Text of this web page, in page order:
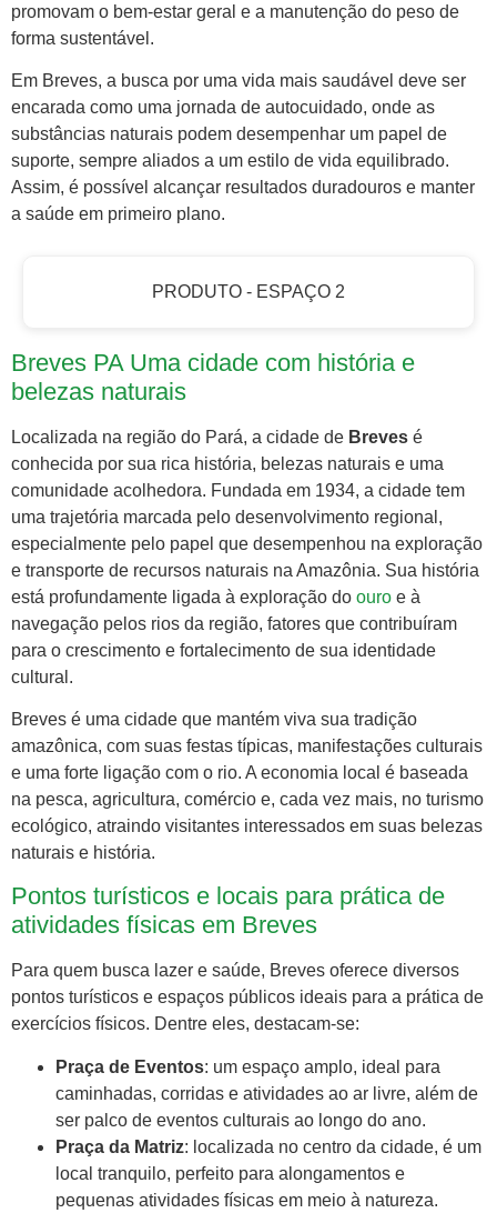
promovam o bem-estar geral e a manutenção do peso de
forma sustentável.
Em Breves, a busca por uma vida mais saudável deve ser
encarada como uma jornada de autocuidado, onde as
substâncias naturais podem desempenhar um papel de
suporte, sempre aliados a um estilo de vida equilibrado.
Assim, é possível alcançar resultados duradouros e manter
a saúde em primeiro plano.
PRODUTO - ESPAÇO 2
Breves PA Uma cidade com história e
belezas naturais
Localizada na região do Pará, a cidade de Breves é
conhecida por sua rica história, belezas naturais e uma
comunidade acolhedora. Fundada em 1934, a cidade tem
uma trajetória marcada pelo desenvolvimento regional,
especialmente pelo papel que desempenhou na exploração
e transporte de recursos naturais na Amazônia. Sua história
está profundamente ligada à exploração do ouro e à
navegação pelos rios da região, fatores que contribuíram
para o crescimento e fortalecimento de sua identidade
cultural.
Breves é uma cidade que mantém viva sua tradição
amazônica, com suas festas típicas, manifestações culturais
e uma forte ligação com o rio. A economia local é baseada
na pesca, agricultura, comércio e, cada vez mais, no turismo
ecológico, atraindo visitantes interessados em suas belezas
naturais e história.
Pontos turísticos e locais para prática de
atividades físicas em Breves
Para quem busca lazer e saúde, Breves oferece diversos
pontos turísticos e espaços públicos ideais para a prática de
exercícios físicos. Dentre eles, destacam-se:
Praça de Eventos: um espaço amplo, ideal para
caminhadas, corridas e atividades ao ar livre, além de
ser palco de eventos culturais ao longo do ano.
Praça da Matriz: localizada no centro da cidade, é um
local tranquilo, perfeito para alongamentos e
pequenas atividades físicas em meio à natureza.